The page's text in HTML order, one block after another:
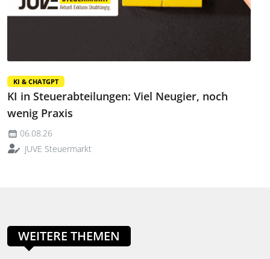
KI & CHATGPT
KI in Steuerabteilungen: Viel Neugier, noch
wenig Praxis
06.08.26
JUVE Steuermarkt
WEITERE THEMEN